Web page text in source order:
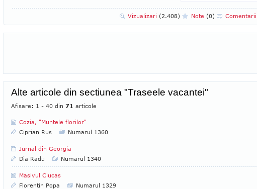
Vizualizari (2.408) Note (0)
Alte articole din sectiunea "Traseele vacantei"
Afisare: 1 - 40 din 71 articole
Cozia, "Muntele florilor"
Ciprian Rus
Numarul 1360
Jurnal din Georgia
Dia Radu
Numarul 1340
Masivul Ciucas
Florentin Popa
Numarul 1329